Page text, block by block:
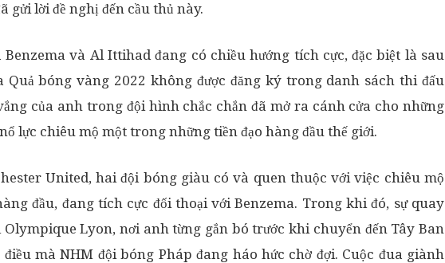
gửi lời đề nghị đến cầu thủ này.
Benzema và Al Ittihad đang có chiều hướng tích cực, đặc biệt là sau
Quả bóng vàng 2022 không được đăng ký trong danh sách thi đấu
của anh trong đội hình chắc chắn đã mở ra cánh cửa cho những
lực chiêu mộ một trong những tiền đạo hàng đầu thế giới.
United, hai đội bóng giàu có và quen thuộc với việc chiêu mộ
đầu, đang tích cực đối thoại với Benzema. Trong khi đó, sự quay
Lyon, nơi anh từng gắn bó trước khi chuyển đến Tây Ban
mà NHM đội bóng Pháp đang háo hức chờ đợi. Cuộc đua giành